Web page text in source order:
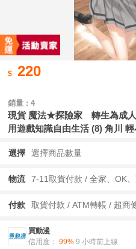
220
銷量 : 4
現貨 魔法★探險家 轉生為成人
用遊戲知識自由生活 (8) 角川
選擇 選擇商品數量
物流
付款 取貨付款 / ATM轉帳 / 超商
買動漫
信用度： 99% 9 小時前上線